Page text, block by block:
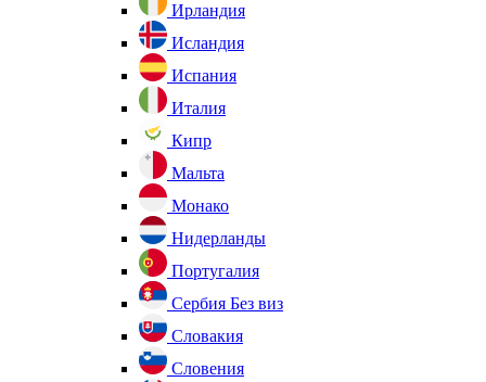
Ирландия
Исландия
Испания
Италия
Кипр
Мальта
Монако
Нидерланды
Португалия
Сербия Без виз
Словакия
Словения